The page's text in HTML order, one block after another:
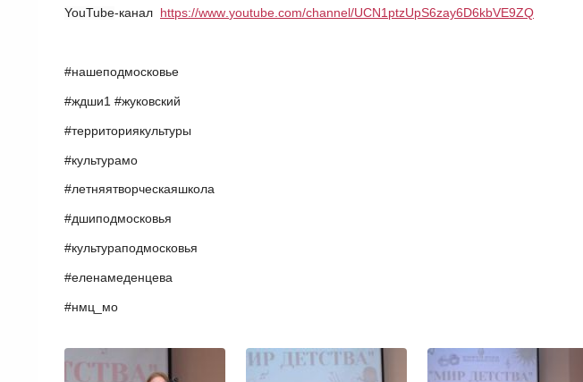
YouTube-канал https://www.youtube.com/channel /UCN 1ptzUpS6zay6 D6 kbVE9ZQ
#нашеподмосковье
#ждши1 #жуковский
#территориякультуры
#культурамо
#летняятворческаяшкола
#дшиподмосковья
#культураподмосковья
#еленамеденцева
#нмц_мо